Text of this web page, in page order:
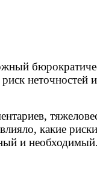
неточностей
какие
и необходимый.